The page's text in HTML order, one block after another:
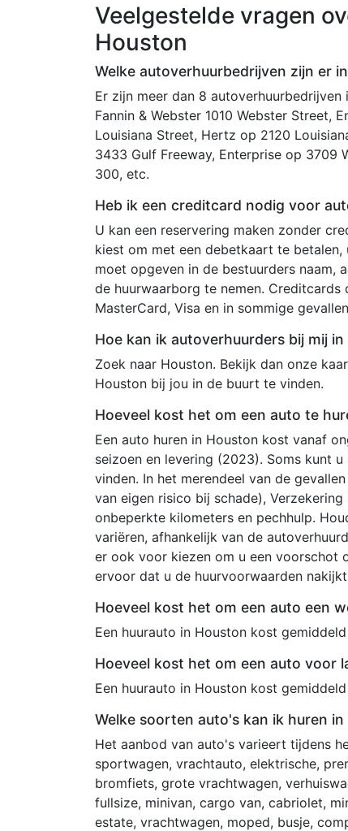
Veelgestelde vragen
Houston
Welke autoverhuurbedrijven zijn er
Er zijn meer dan 8
Fannin & Webster 1010 Webster Street,
Louisiana Street, Hertz op 2120
3433 Gulf Freeway, Enterprise op 3709
300, etc.
Heb ik een creditcard nodig voor
U kan een reservering maken zonder
kiest om met een debetkaart te
moet opgeven in de bestuurders naam,
de huurwaarborg te nemen.
MasterCard, Visa en in sommige
Hoe kan ik autoverhuurders bij mij
Zoek naar Houston. Bekijk dan onze
Houston bij jou in de buurt te vinden.
Hoeveel kost het om een auto te
Een auto huren in Houston kost vanaf
seizoen en levering (2023). Soms kunt
vinden. In het merendeel van de
van eigen risico bij schade),
onbeperkte kilometers en pechhulp.
variëren, afhankelijk van de
er ook voor kiezen om u een voorschot
ervoor dat u de huurvoorwaarden
Hoeveel kost het om een auto een
Een huurauto in Houston kost
Hoeveel kost het om een auto voor
Een huurauto in Houston kost
Welke soorten auto's kan ik huren in
Het aanbod van auto's varieert tijdens
sportwagen, vrachtauto, elektrische,
bromfiets, grote vrachtwagen,
fullsize, minivan, cargo van, cabriolet,
estate, vrachtwagen, moped, busje,